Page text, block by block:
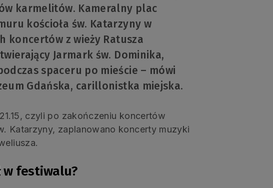
karmelitów. Kameralny plac
kościoła św. Katarzyny w
koncertów z wieży Ratusza
Jarmark św. Dominika,
spaceru po mieście – mówi
Gdańska, carillonistka miejska.
czyli po zakończeniu koncertów
Katarzyny, zaplanowano koncerty muzyki
w festiwalu?